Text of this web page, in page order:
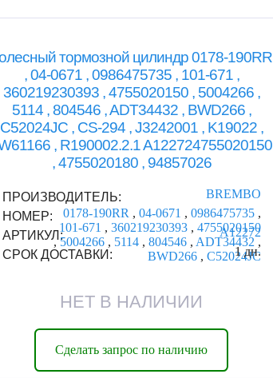
тормозной цилиндр 0178-190RR
, 04-0671 , 0986475735 , 101-671 ,
360219230393 , 4755020150 , 5004266 ,
5114 , 804546 , ADT34432 , BWD266 ,
C52024JC , CS-294 , J3242001 , K19022 ,
, R190002.2.1 A122724755020150
, 4755020180 , 94857026
ПРОИЗВОДИТЕЛЬ:
BREMBO
НОМЕР:
0178-190RR , 04-0671 , 0986475735 ,
101-671 , 360219230393 , 4755020150
,5004266 , 5114 , 804546 , ADT34432 ,
BWD266 , C52024JC
АРТИКУЛ:
A12272
СРОК ДОСТАВКИ:
1 дн.
НЕТ В НАЛИЧИИ
Сделать запрос по наличию